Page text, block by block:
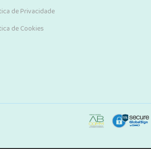
de Privacidade
de Cookies